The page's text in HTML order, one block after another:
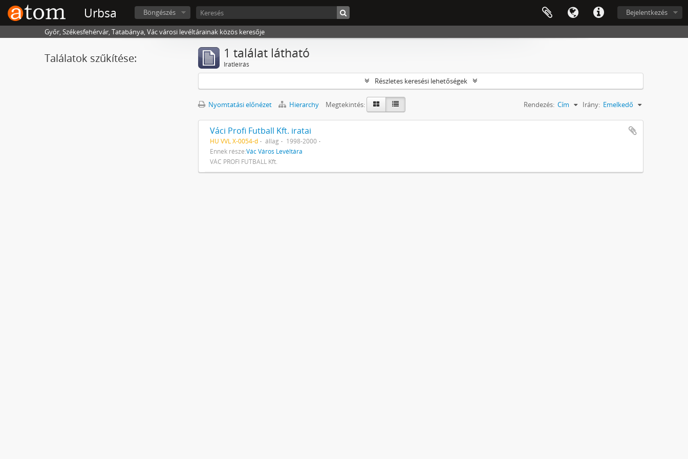
Urbsa Bejelentkezés
Böngészés
Győr, Székesfehérvár, Tatabánya, Vác városi levéltárainak közös keresője
Találatok szűkítése: 1 találat látható
Iratleírás
Részletes keresési lehetőségek
Nyomtatási előnézet Hierarchy Megtekintés: Rendezés: Cím Irány: Emelkedő
Váci Profi Futball Kft. iratai
HU VVL X-0054-d állag
1998-2000
Ennek része:Vác Város Levéltára
VÁC PROFI FUTBALL Kft.